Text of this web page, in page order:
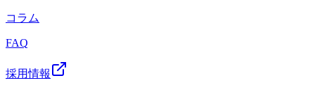
コラム
FAQ
採用情報